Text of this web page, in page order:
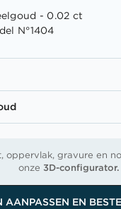
- 0.02 ct
N°1404
oppervlak, gravure en
onze 3D-configurator.
AANPASSEN EN